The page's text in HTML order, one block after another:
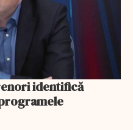
identifică